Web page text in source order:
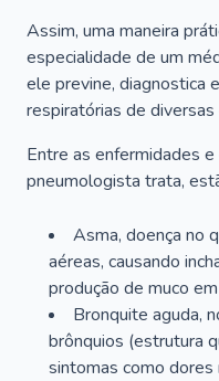
Assim, uma maneira
especialidade de um
ele previne, diagnostica
respiratórias de diversas
Entre as enfermidades
pneumologista trata,
Asma, doença no
aéreas, causando
produção de muco
Bronquite aguda,
brônquios (estrutura
sintomas como dores